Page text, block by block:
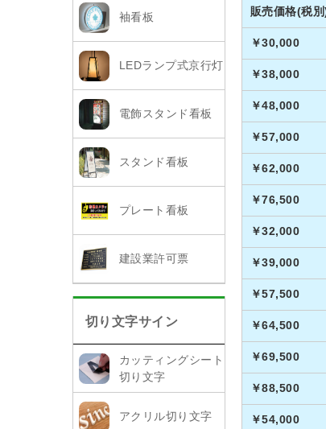
袖看板
LEDランプ式京行灯
電飾スタンド看板
スタンド看板
プレート看板
建設業許可票
切り文字サイン
カッティングシート
切り文字
アクリル切り文字
販売価格(税別
￥30,000
￥38,000
￥48,000
￥57,000
￥62,000
￥76,500
￥32,000
￥39,000
￥57,500
￥64,500
￥69,500
￥88,500
￥54,000